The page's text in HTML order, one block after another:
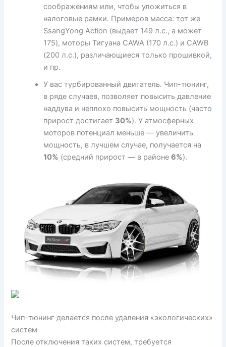
соображениям или, чтобы уложиться в
налоговые рамки. Примеров масса: тот же
SsangYong Action (выдает 149 л.с., а может
175), моторы Тигуана CAWA (170 л.с.) и CAWB
(200 л.с.), различающиеся только прошивкой,
и пр.
У вас турбированный двигатель. Чип-тюнинг,
в ряде случаев, позволяет повысить давление
наддува и неплохо повысить мощность (часто
прирост достигает 30%). У атмосферных
моторов потенциал меньше — увеличить
мощность, в лучшем случае, получается на
10% (средний прирост — в районе6%).
Чип-тюнинг делается после удаления «экологических»
систем
После отключения таких систем, требуется